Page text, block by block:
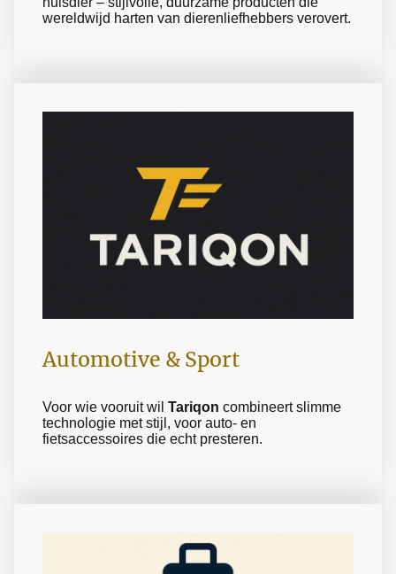
wereldwijd harten van dierenliefhebbers verovert.
Automotive & Sport
Voor wie vooruit wil Tariqon combineert slimme
technologie met stijl, voor auto- en
fietsaccessoires die echt presteren.